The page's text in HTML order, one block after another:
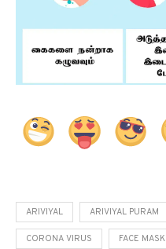
ARIVIYAL ARIVIYAL PURAM
CORONA VIRUS FACE MASK